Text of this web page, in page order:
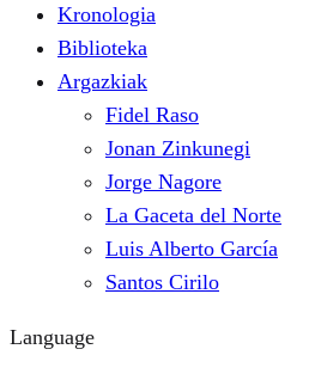
Kronologia
Biblioteka
Argazkiak
Fidel Raso
Jonan Zinkunegi
Jorge Nagore
La Gaceta del Norte
Luis Alberto García
Santos Cirilo
Language